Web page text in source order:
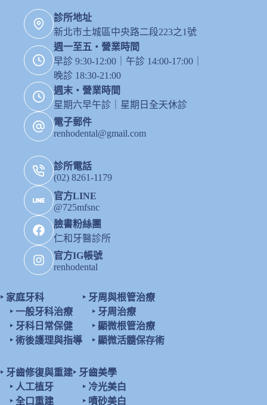
診所地址
新北市土城區中央路二段223之1號
週一至五・營業時間
早診 9:30-12:00｜午診 14:00-17:00｜
晚診 18:30-21:00
週末・營業時間
星期六早午診｜星期日全天休診
電子郵件
renhodental@gmail.com
診所電話
(02) 8261-1179
官方LINE
@725mfsnc
臉書粉絲團
仁和牙醫診所
官方IG帳號
renhodental
‣ 家庭牙科
‣ 一般牙科治療
‣ 牙科日常保健
‣ 術後護理與指導
‣ 牙周與根管治療
‣ 牙周治療
‣ 顯微根管治療
‣ 顯微活髓保存術
‣ 牙齒修復與重建
‣ 人工植牙
‣ 全口重建
‣ 牙齒美學
‣ 冷光美白
‣ 噴砂美白